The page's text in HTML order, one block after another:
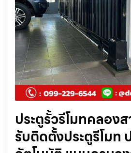
ประตูรั้วรีโมทคลอง
รับติดตั้งประตูรีโมท